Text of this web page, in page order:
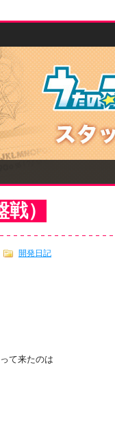
）
開発日記
て来たのは